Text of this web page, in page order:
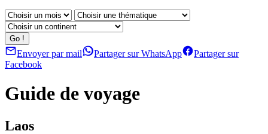
Envoyer par mail Partager sur WhatsApp
Partager sur
Facebook
Guide de voyage
Laos